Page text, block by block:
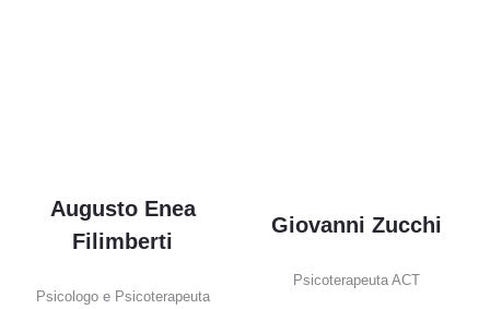
Augusto Enea
Filimberti
Psicologo e Psicoterapeuta
Giovanni Zucchi
Psicoterapeuta ACT